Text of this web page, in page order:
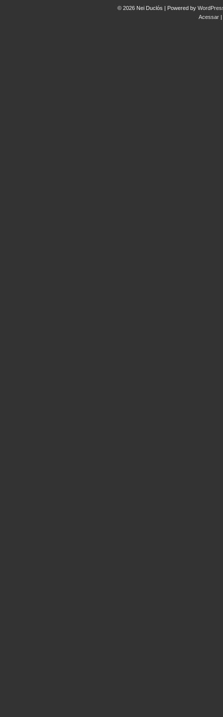
© 2026 Nei Duclós | Powered by
Acessar